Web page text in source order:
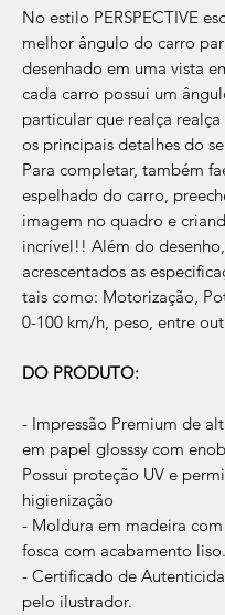
No estilo PERSPECTIVE
melhor ângulo do carro
desenhado em uma vista
cada carro possui um
particular que realça realça
os principais detalhes do
Para completar, também
espelhado do carro,
imagem no quadro e
incrível!! Além do
acrescentados as
tais como: Motorização,
0-100 km/h, peso, entre
DO PRODUTO:
- Impressão Premium de
em papel glosssy com
Possui proteção UV e
higienização
- Moldura em madeira
fosca com acabamento liso.
- Certificado de
pelo ilustrador.